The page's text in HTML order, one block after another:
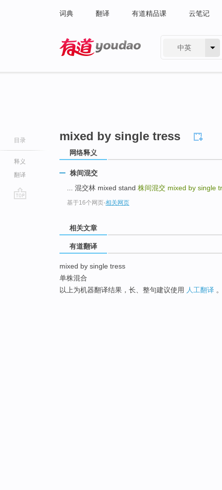
词典 翻译 有道精品课 云笔记
中英
目录
释义
翻译
mixed by single tress
网络释义
株间混交
... 混交林 mixed stand 株间混交 mixed by single
基于16个网页-相关网页
相关文章
有道翻译
mixed by single tress
单株混合
以上为机器翻译结果，长、整句建议使用 人工翻译